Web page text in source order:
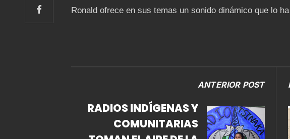
Ronald ofrece en sus temas un sonido dinámico que lo
ANTERIOR POST
RADIOS INDÍGENAS Y
COMUNITARIAS